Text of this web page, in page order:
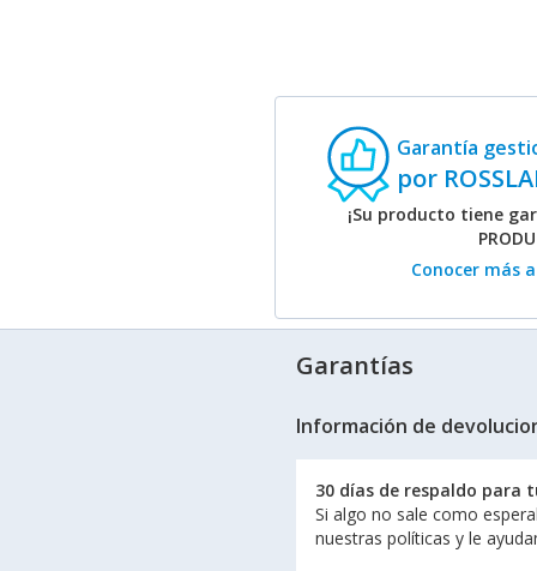
Garantía
por
¡Su producto tiene
Conocer más
Garantías
Información de
30 días de respaldo para
Si algo no sale como
nuestras políticas y le